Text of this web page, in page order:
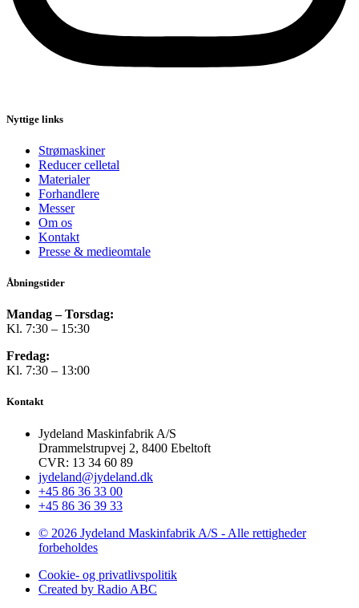
Nyttige links
Strømaskiner
Reducer celletal
Materialer
Forhandlere
Messer
Om os
Kontakt
Presse & medieomtale
Åbningstider
Mandag – Torsdag:
Kl. 7:30 – 15:30
Fredag:
Kl. 7:30 – 13:00
Kontakt
Jydeland Maskinfabrik A/S
Drammelstrupvej 2, 8400 Ebeltoft
CVR: 13 34 60 89
jydeland@jydeland.dk
+45 86 36 33 00
+45 86 36 39 33
© 2026 Jydeland Maskinfabrik A/S - Alle rettigheder
forbeholdes
Cookie- og privatlivspolitik
Created by Radio ABC